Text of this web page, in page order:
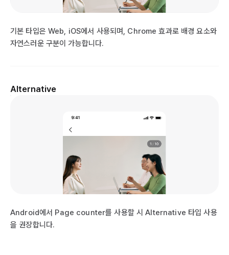
기본 타입은 Web, iOS에서 사용되며, Chrome 효과로 배경 요소와
자연스러운 구분이 가능합니다.
Alternative
Android에서 Page counter를 사용할 시 Alternative 타입 사용
을 권장합니다.